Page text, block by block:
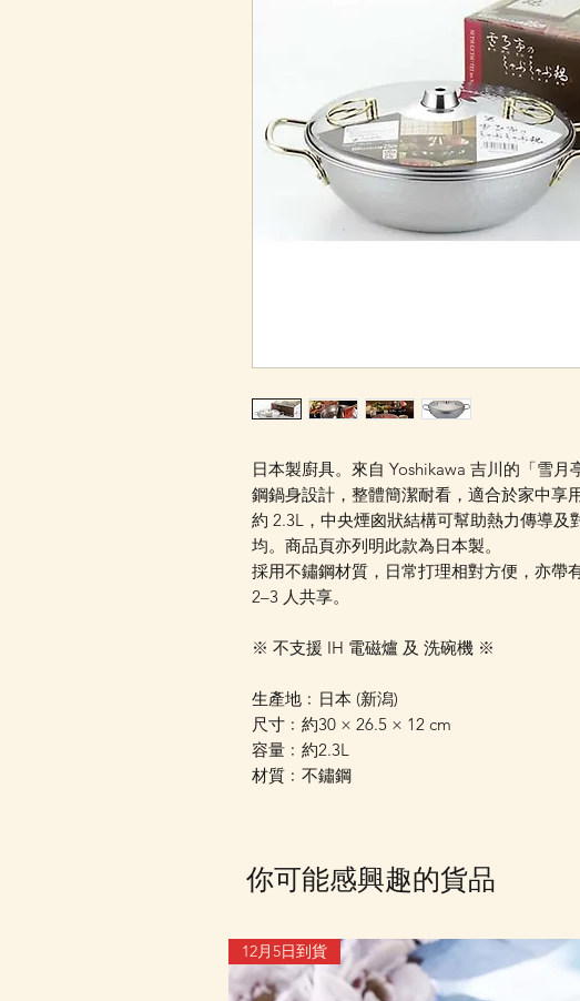
日本製廚具。來自 Yoshikawa 吉川的「雪
鋼鍋身設計，整體簡潔耐看，適合於家中享
約 2.3L，中央煙囪狀結構可幫助熱力傳導及
均。商品頁亦列明此款為日本製。
採用不鏽鋼材質，日常打理相對方便，亦帶
2–3 人共享。
※ 不支援 IH 電磁爐 及 洗碗機 ※
生產地﹕日本 (新潟)
尺寸﹕約30 × 26.5 × 12 cm
容量﹕約2.3L
材質﹕不鏽鋼
你可能感興趣的貨品
12月5日到貨